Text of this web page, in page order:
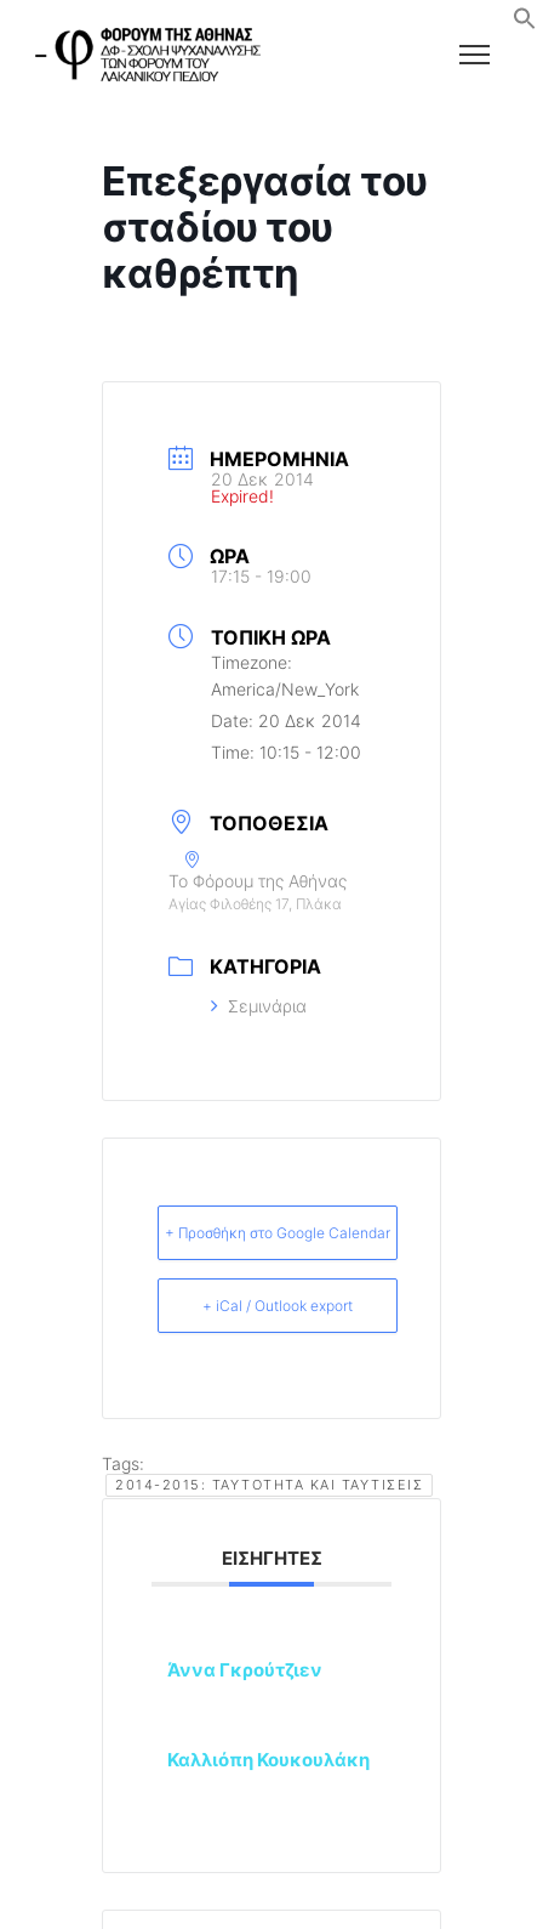
Επεξεργασία του
σταδίου του
καθρέπτη
ΗΜΕΡΟΜΗΝΊΑ
20 Δεκ 2014
Expired!
ΏΡΑ
17:15 - 19:00
ΤΟΠΙΚΉ ΏΡΑ
Timezone:
America/New_York
Date: 20 Δεκ 2014
Time: 10:15 - 12:00
ΤΟΠΟΘΕΣΊΑ
Το Φόρουμ της Αθήνας
Αγίας Φιλοθέης 17, Πλάκα
ΚΑΤΗΓΟΡΊΑ
Σεμινάρια
+ Προσθήκη στο Google Calendar
+ iCal / Outlook export
Tags:
2014-2015: ΤΑΥΤΌΤΗΤΑ ΚΑΙ ΤΑΥΤΊΣΕΙΣ
ΕΙΣΗΓΗΤΈΣ
Άννα Γκρούτζιεν
Καλλιόπη Κουκουλάκη